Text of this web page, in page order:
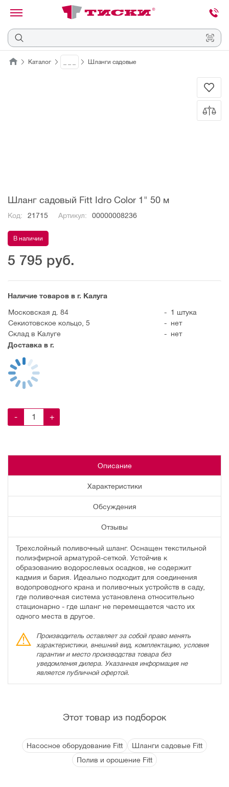
Отмена
Каталог Шланги садовые
Шланг садовый Fitt Idro Color 1" 50 м
Код: 21715 Артикул: 00000008236
В наличии
5 795 руб.
Наличие товаров в г. Калуга
Московская д. 84
- 1 штука
Секиотовское кольцо, 5
- нет
Склад в Калуге
- нет
Доставка в г.
- +
Описание
Характеристики
Обсуждения
Отзывы
Трехслойный поливочный шланг. Оснащен текстильной
полиэфирной арматурой-сеткой. Устойчив к
образованию водорослевых осадков, не содержит
кадмия и бария. Идеально подходит для соединения
водопроводного крана и поливочных устройств в саду,
где поливочная система установлена относительно
стационарно - где шланг не перемещается часто их
одного места в другое.
Производитель оставляет за собой право менять
характеристики, внешний вид, комплектацию, условия
гарантии и место производства товара без
уведомления дилера. Указанная информация не
является публичной офертой.
Этот товар из подборок
Насосное оборудование Fitt
Шланги садовые Fitt
Полив и орошение Fitt